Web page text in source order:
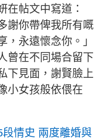
在帖文中寫道：
謝你帶俾我所有嘅
永遠懷念你。」
曾在不同場合留下
下見面，謝賢臉上
小女孩般依偎在
情史 兩度離婚與